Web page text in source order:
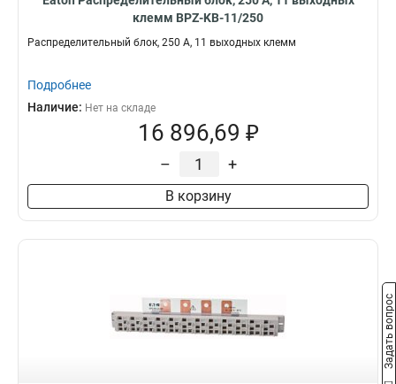
клемм BPZ-KB-11/250
Распределительный блок, 250 А, 11 выходных клемм
Подробнее
Наличие: Нет на складе
16 896,69 ₽
– +
В корзину
Задать вопрос